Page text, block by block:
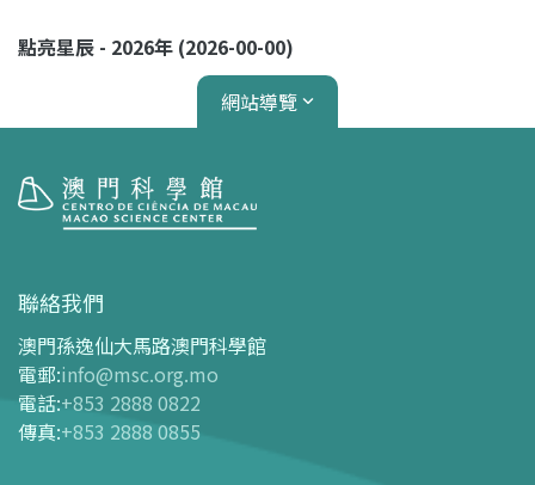
點亮星辰 - 2026年 (2026-00-00)
網站導覽
開放時間
交通指南
購票指南
- 網上購票
- 門票及優惠表
聯絡我們
澳門孫逸仙大馬路澳門科學館
電郵:info@msc.org.mo
電話:+853 2888 0822
傳真:+853 2888 0855